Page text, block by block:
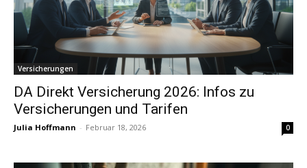
Versicherungen
DA Direkt Versicherung 2026: Infos zu
Versicherungen und Tarifen
Julia Hoffmann - Februar 18, 2026 0